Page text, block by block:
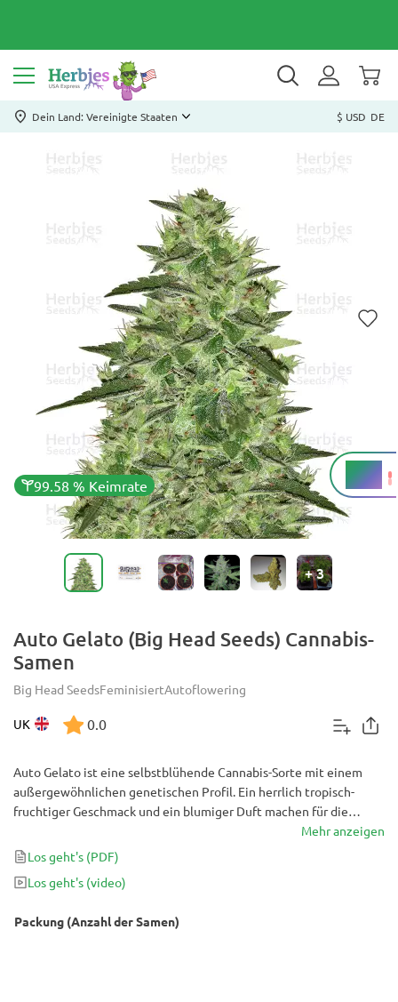
Dein Land: Vereinigte Staaten $ USD DE
99.58 % Keimrate
22 %
THC
+3
Auto Gelato (Big Head Seeds) Cannabis-
Samen
Big Head SeedsFeminisiertAutoflowering
UK 0.0
Auto Gelato ist eine selbstblühende Cannabis-Sorte mit einem
außergewöhnlichen genetischen Profil. Ein herrlich tropisch-
fruchtiger Geschmack und ein blumiger Duft machen für die
meisten Kenner eine unwiderstehliche Geschmacksmischung. Es
bietet auch ein starkes psychedelisches und erhebendes
Kopfhoch mit einem beruhigenden Körperhoch - eine starke
Mischung, die perfekt ist, um die Kreativität zu verbessern und
Mehr anzeigen
Los geht's (PDF)
Los geht's (video)
Packung (Anzahl der Samen)